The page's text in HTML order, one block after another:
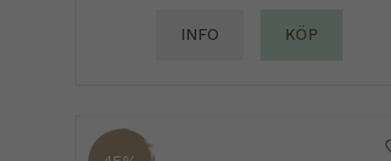
INFO KÖP